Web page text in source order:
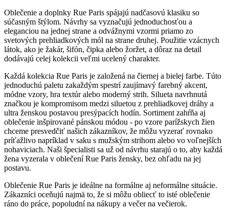
Oblečenie a doplnky Rue Paris spájajú nadčasovú klasiku so
súčasným štýlom. Návrhy sa vyznačujú jednoduchosťou a
eleganciou na jednej strane a odvážnymi vzormi priamo zo
svetových prehliadkových mól na strane druhej. Použitie vzácnych
látok, ako je žakár, šifón, čipka alebo žoržet, a dôraz na detail
dodávajú celej kolekcii veľmi ucelený charakter.
Každá kolekcia Rue Paris je založená na čiernej a bielej farbe. Túto
jednoduchú paletu zakaždým spestrí zaujímavý farebný akcent,
módne vzory, hra textúr alebo moderný strih. Silueta navrhnutá
značkou je kompromisom medzi siluetou z prehliadkovej dráhy a
ultra ženskou postavou presýpacích hodín. Sortiment zahŕňa aj
oblečenie inšpirované pánskou módou - po vzore parížskych žien
chceme presvedčiť našich zákazníkov, že môžu vyzerať rovnako
príťažlivo napríklad v saku s mužským strihom alebo vo voľnejších
nohaviciach. Naši špecialisti sa už od návrhu starajú o to, aby každá
žena vyzerala v oblečení Rue Paris žensky, bez ohľadu na jej
postavu.
Oblečenie Rue Paris je ideálne na formálne aj neformálne situácie.
Zákazníci oceňujú najmä to, že si môžu obliecť to isté oblečenie
ráno do práce, popoludní na nákupy a večer na večierok.